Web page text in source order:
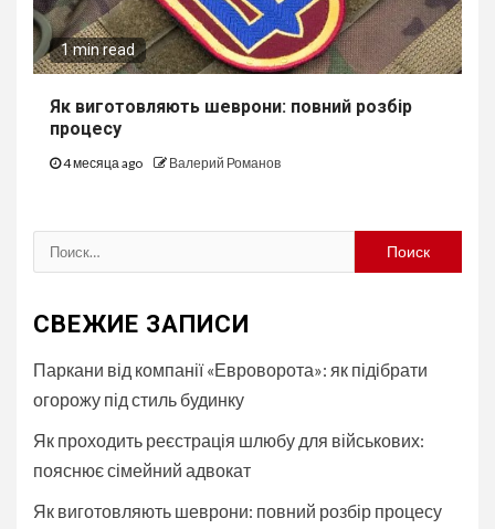
1 min read
Як виготовляють шеврони: повний розбір
процесу
4 месяца ago Валерий Романов
Найти:
СВЕЖИЕ ЗАПИСИ
Паркани від компанії «Евроворота»: як підібрати
огорожу під стиль будинку
Як проходить реєстрація шлюбу для військових:
пояснює сімейний адвокат
Як виготовляють шеврони: повний розбір процесу